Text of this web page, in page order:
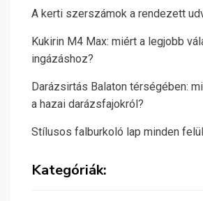
A kerti szerszámok a rendezett
Kukirin M4 Max: miért a legjobb
ingázáshoz?
Darázsirtás Balaton térségében:
a hazai darázsfajokról?
Stílusos falburkoló lap minden
Kategóriák: